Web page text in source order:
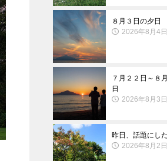
８月３日の夕日
2026年8月4日
７月２２日～８
日
2026年8月3日
昨日、話題にし
2026年8月2日